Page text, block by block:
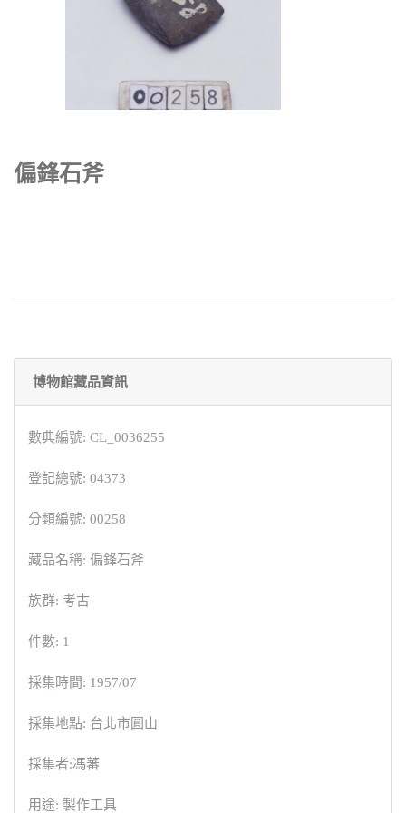
偏鋒石斧
博物館藏品資訊
數典編號: CL_0036255
登記總號: 04373
分類編號: 00258
藏品名稱: 偏鋒石斧
族群: 考古
件數: 1
採集時間: 1957/07
採集地點: 台北市圓山
採集者:馮蕃
用途: 製作工具